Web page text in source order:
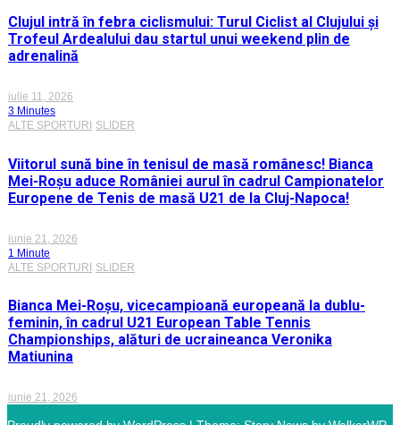
Clujul intră în febra ciclismului: Turul Ciclist al Clujului și
Trofeul Ardealului dau startul unui weekend plin de
adrenalină
iulie 11, 2026
3 Minutes
ALTE SPORTURI
SLIDER
Viitorul sună bine în tenisul de masă românesc! Bianca
Mei-Roșu aduce României aurul în cadrul Campionatelor
Europene de Tenis de masă U21 de la Cluj-Napoca!
iunie 21, 2026
1 Minute
ALTE SPORTURI SLIDER
Bianca Mei-Roșu, vicecampioană europeană la dublu-
feminin, în cadrul U21 European Table Tennis
Championships, alături de ucraineanca Veronika
Matiunina
iunie 21, 2026